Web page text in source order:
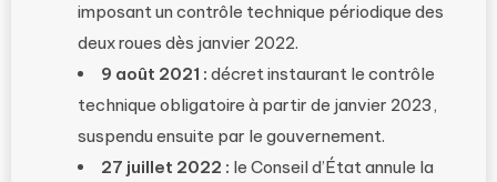
imposant un contrôle technique périodique des
deux roues dès janvier 2022.
9 août 2021 : décret instaurant le contrôle
technique obligatoire à partir de janvier 2023,
suspendu ensuite par le gouvernement.
27 juillet 2022 : le Conseil d’État annule la